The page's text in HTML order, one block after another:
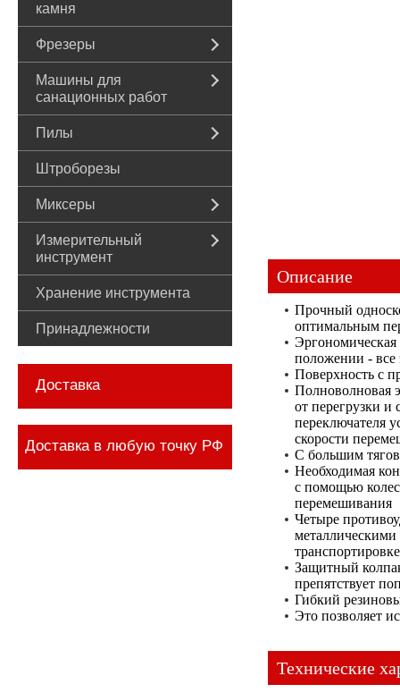
камня
Фрезеры
Машины для
санационных работ
Пилы
Штроборезы
Миксеры
Измерительный
инструмент
Хранение инструмента
Принадлежности
Доставка
Доставка в любую точку РФ
Описание
Прочный
оптимальным
Эргономическая
положении - все
Поверхность с
Полноволновая
от перегрузки и
переключателя
скорости
С большим
Необходимая
с помощью
перемешивания
Четыре
Защитный
препятствует
Гибкий
Это позволяет
Технические